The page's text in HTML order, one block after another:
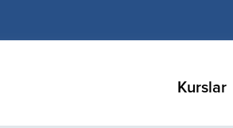
Kurslar